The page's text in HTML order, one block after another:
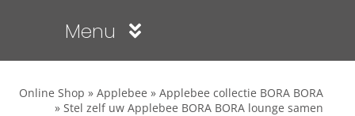
Menu
Online Shop » Applebee » Applebee collectie BORA BORA
» Stel zelf uw Applebee BORA BORA lounge samen